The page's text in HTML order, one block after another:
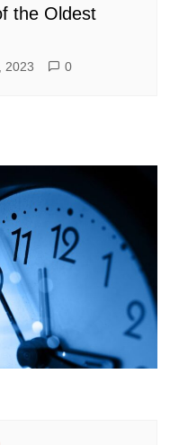
the Oldest
2023 0